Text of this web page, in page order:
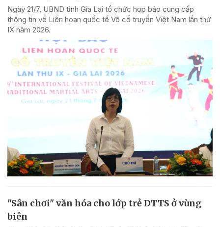
Ngày 21/7, UBND tỉnh Gia Lai tổ chức họp báo cung cấp
thông tin về Liên hoan quốc tế Võ cổ truyền Việt Nam lần thứ
IX năm 2026.
"Sân chơi" văn hóa cho lớp trẻ DTTS ở vùng
biên